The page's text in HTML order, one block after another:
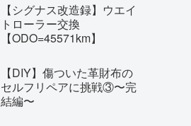
【シグナス改造録】ウエイ
トローラー交換
【ODO=45571km】
【DIY】傷ついた革財布の
セルフリペアに挑戦③〜完
結編〜